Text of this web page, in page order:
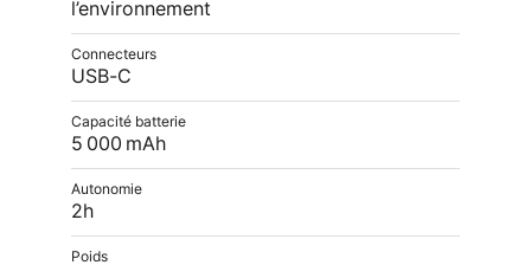
l’environnement
Connecteurs
USB-C
Capacité batterie
5 000 mAh
Autonomie
2h
Poids